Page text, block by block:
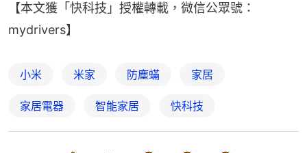
【本文獲「快科技」授權轉載，微信公眾號：
mydrivers】
小米 米家 防塵蟎 家居
家居電器 智能家居 快科技